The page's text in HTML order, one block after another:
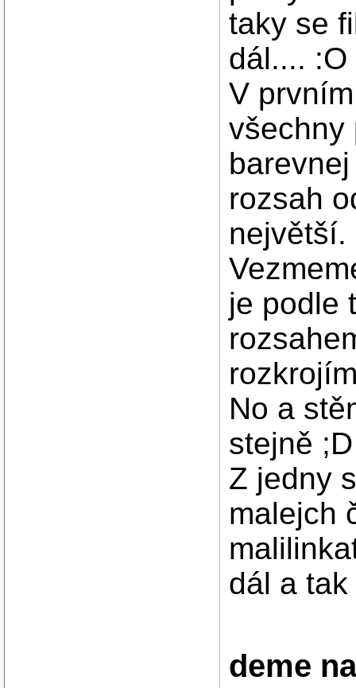
taky se
dál....
V
všechny
rozsah
největší.
je podle
No a
stejně ;D
Z jedny
malejch
dál a
deme